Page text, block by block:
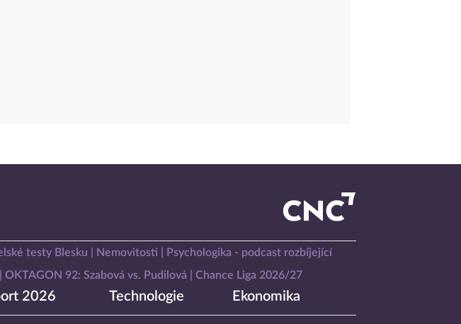
testy Blesku Nemovitosti
Psychologika - podcast rozbíjející
OKTAGON 92: Szabová vs. Pudilová Chance Liga 2026/27
2026 Technologie Ekonomika